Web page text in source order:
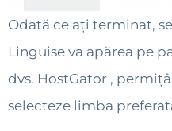
Odată ce ați terminat,
Linguise va apărea pe
dvs. HostGator ,
selecteze limba